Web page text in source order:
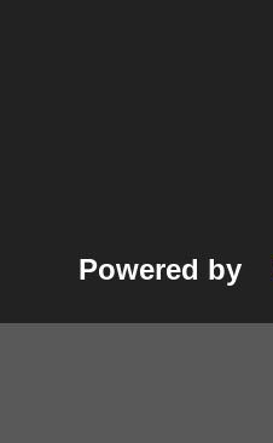
Powered by